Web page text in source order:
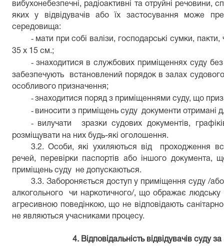
вибухонебезпечні, радіоактивні та отруйні речовини,
яких у відвідувачів або їх застосування може
середовища:
- мати при собі валізи, господарські сумки,
35 х 15 см.;
- знаходитися в службових приміщеннях суду
забезпечують встановлений порядок в залах судового
особливого призначення;
- знаходитися поряд з приміщеннями суду, що
- виносити з приміщень суду документи отримані
-
вилучати зразки судових документів,
розміщувати на них будь-які оголошення.
3.2. Особи, які ухиляються від проходження
речей, перевірки паспортів або іншого документа,
приміщень суду не допускаються.
3.3. Забороняється доступ у приміщення суду /
алкогольного чи наркотичного/, що ображає людську
агресивною поведінкою, що не відповідають
не являються учасниками процесу.
4. Відповідальність відвідувачів суду